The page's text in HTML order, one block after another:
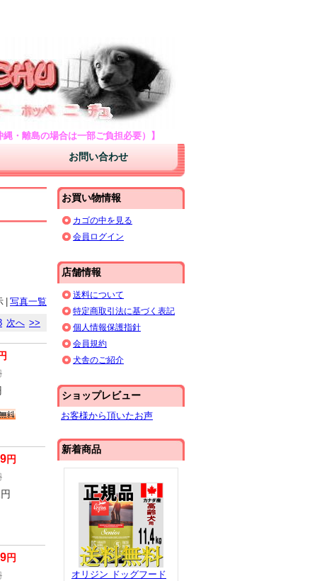
・離島の場合は一部ご負担必要）】
お問い合わせ
| 写真一覧
次へ >>
円
円
円
お買い物情報
カゴの中を見る
会員ログイン
店舗情報
送料について
特定商取引法に基づく表記
個人情報保護指針
会員規約
犬舎のご紹介
ショップレビュー
お客様から頂いたお声
新着商品
オリジン ドッグフード